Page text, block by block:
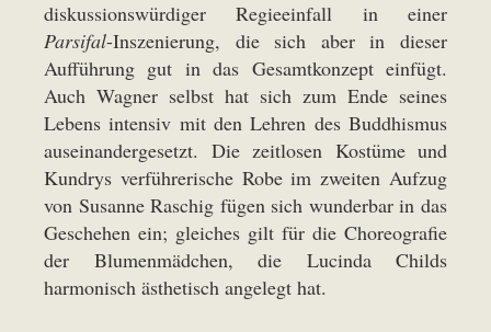
diskussionswürdiger Regieeinfall in einer
Parsifal-Inszenierung, die sich aber in dieser
Aufführung gut in das Gesamtkonzept einfügt.
Auch Wagner selbst hat sich zum Ende seines
Lebens intensiv mit den Lehren des Buddhismus
auseinandergesetzt. Die zeitlosen Kostüme und
Kundrys verführerische Robe im zweiten Aufzug
von Susanne Raschig fügen sich wunderbar in das
Geschehen ein; gleiches gilt für die Choreografie
der Blumenmädchen, die Lucinda Childs
harmonisch ästhetisch angelegt hat.